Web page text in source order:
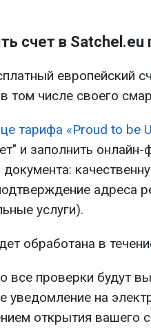
счет в
европейский
том числе своего
тарифа «Proud to be
и заполнить
адреса
услуги).
обработана в
все проверки будут
уведомление на
открытия вашего